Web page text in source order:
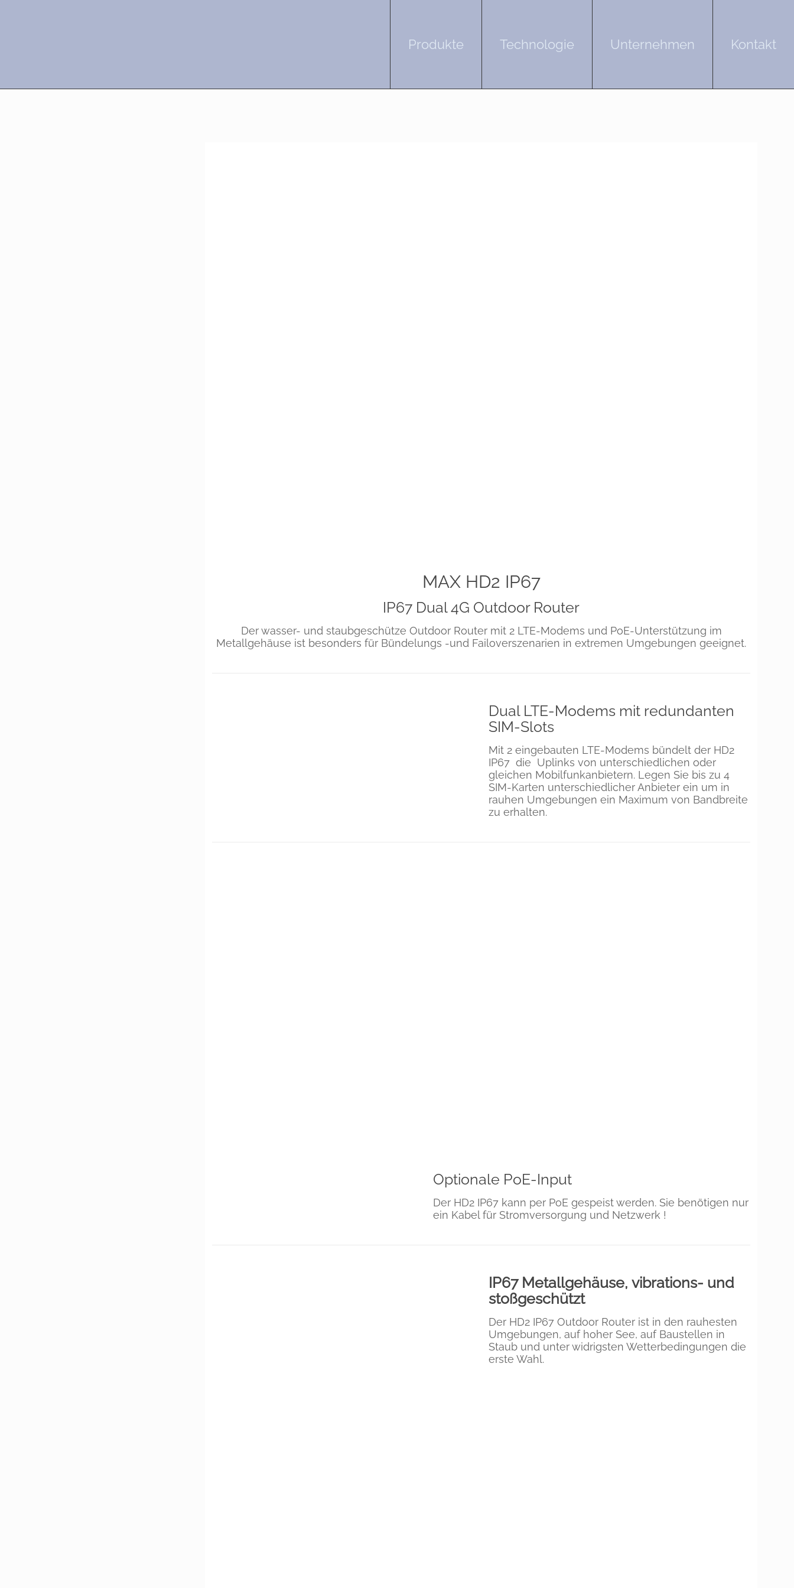
Produkte Technologie Unternehmen Kontakt
MAX HD2 IP67
IP67 Dual 4G Outdoor Router
Der wasser- und staubgeschütze Outdoor Router mit 2 LTE-Modems und PoE-Unterstützung im
Metallgehäuse ist besonders für Bündelungs -und Failoverszenarien in extremen Umgebungen geeignet.
Dual LTE-Modems mit redundanten
SIM-Slots
Mit 2 eingebauten LTE-Modems bündelt der HD2
IP67 die Uplinks von unterschiedlichen oder
gleichen Mobilfunkanbietern. Legen Sie bis zu 4
SIM-Karten unterschiedlicher Anbieter ein um in
rauhen Umgebungen ein Maximum von Bandbreite
zu erhalten.
Optionale PoE-Input
Der HD2 IP67 kann per PoE gespeist werden. Sie benötigen nur
ein Kabel für Stromversorgung und Netzwerk !
IP67 Metallgehäuse, vibrations- und
stoßgeschützt
Der HD2 IP67 Outdoor Router ist in den rauhesten
Umgebungen, auf hoher See, auf Baustellen in
Staub und unter widrigsten Wetterbedingungen die
erste Wahl.